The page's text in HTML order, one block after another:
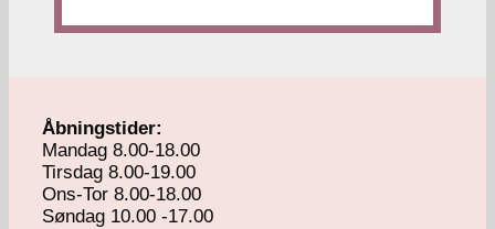
Åbningstider:
Mandag 8.00-18.00
Tirsdag 8.00-19.00
Ons-Tor 8.00-18.00
Søndag 10.00 -17.00